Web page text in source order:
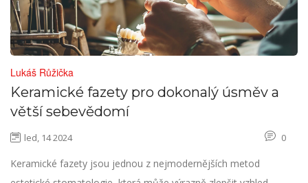
Lukáš Růžička
Keramické fazety pro dokonalý úsměv a
větší sebevědomí
led, 14 2024 0
Keramické fazety jsou jednou z nejmodernějších metod